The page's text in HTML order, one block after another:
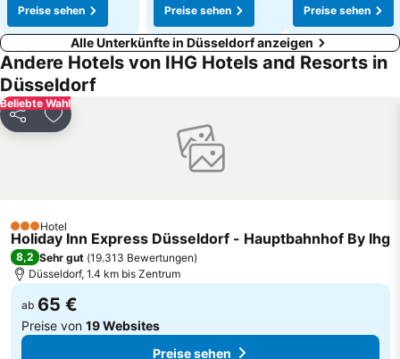
Preise sehen
Preise sehen
Preise sehen
Alle Unterkünfte in Düsseldorf anzeigen
Andere Hotels von IHG Hotels and Resorts in
Düsseldorf
Beliebte Wahl
Teilen Zu Favoriten hinzufügen
3 Sterne
Hotel
Holiday Inn Express Düsseldorf - Hauptbahnhof By Ihg
8,2 Sehr gut (19.313 Bewertungen)
Düsseldorf, 1.4 km bis Zentrum
ab 65 €
Preise von 19 Websites
Preise sehen